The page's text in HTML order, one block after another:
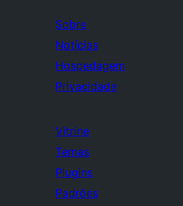
Sobre
Notícias
Hospedagem
Privacidade
Vitrine
Temas
Plugins
Padrões